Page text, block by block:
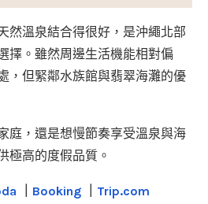
然溫泉結合得很好，是沖繩北部
擇。雖然周邊生活機能相對偏
，但緊鄰水族館與翡翠海灘的優
庭，還是想慢節奏享受溫泉與海
極高的度假品質。
Booking Trip.com